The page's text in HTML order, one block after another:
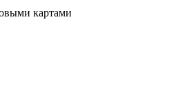
картами